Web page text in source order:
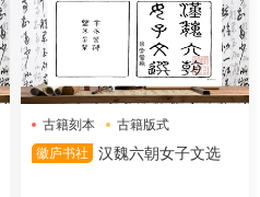
古籍刻本
古籍版式
女子文选
徽庐书社 汉魏六朝女子文选